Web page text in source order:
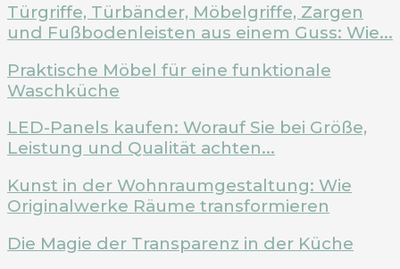
Türgriffe, Türbänder, Möbelgriffe, Zargen
und Fußbodenleisten aus einem Guss: Wie...
Praktische Möbel für eine funktionale
Waschküche
LED-Panels kaufen: Worauf Sie bei Größe,
Leistung und Qualität achten...
Kunst in der Wohnraumgestaltung: Wie
Originalwerke Räume transformieren
Die Magie der Transparenz in der Küche